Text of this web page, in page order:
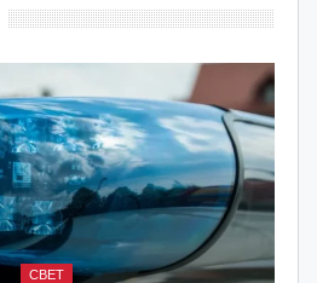
СВЕТ